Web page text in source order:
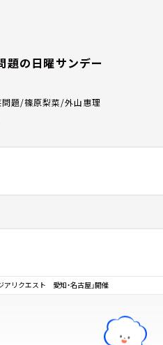
題の日曜サンデー
問題/篠原梨菜/外山惠理
アリクエスト 愛知・名古屋」開催